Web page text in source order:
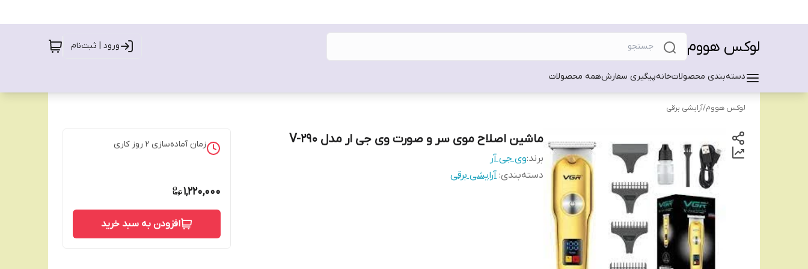
لوکس هووم ورود | ثبت‌نام
دسته‌بندی محصولاتخانهپیگیری سفارشهمه محصولات
لوکس هووم/آرایشی برقی
ماشین اصلاح موی سر و صورت وی جی ار مدل V-290
برند:وی جی آر
دسته‌بندی: آرایشی برقی
زمان آماده‌سازی 2 روز کاری
1,220,000
افزودن به سبد خرید